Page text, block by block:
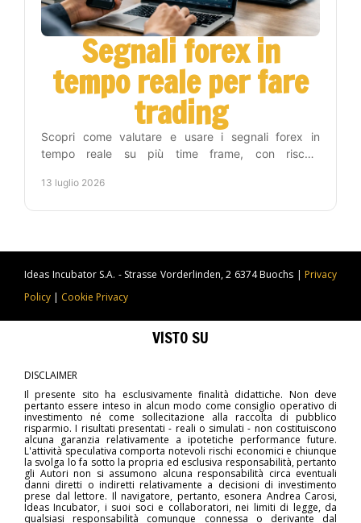
Segnali forex in
tempo reale per fare
trading
Scopri come valutare e usare i segnali forex in
tempo reale su più time frame, con rischio
lavora.
13 luglio 2026
Ideas Incubator S.A. - Strasse Vorderlinden, 2 6374 Buochs | Privacy
Policy | Cookie Privacy
VISTO SU
DISCLAIMER
Il presente sito ha esclusivamente finalità didattiche. Non deve
pertanto essere inteso in alcun modo come consiglio operativo di
investimento né come sollecitazione alla raccolta di pubblico
risparmio. I risultati presentati - reali o simulati - non costituiscono
alcuna garanzia relativamente a ipotetiche performance future.
L'attività speculativa comporta notevoli rischi economici e chiunque
la svolga lo fa sotto la propria ed esclusiva responsabilità, pertanto
gli Autori non si assumono alcuna responsabilità circa eventuali
danni diretti o indiretti relativamente a decisioni di investimento
prese dal lettore. Il navigatore, pertanto, esonera Andrea Carosi,
Ideas Incubator, i suoi soci e collaboratori, nei limiti di legge, da
qualsiasi responsabilità comunque connessa o derivante dal